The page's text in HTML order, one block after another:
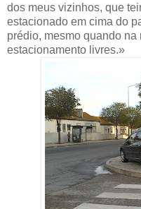
dos meus vizinhos, que
estacionado em cima do
prédio, mesmo quando
estacionamento livres.»